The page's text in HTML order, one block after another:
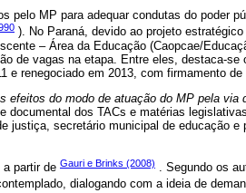
MP para adequar condutas do poder
). No Paraná, devido ao projeto
– Área da Educação (Caopcae/
de vagas na etapa. Entre eles, destaca-se
e renegociado em 2013, com firmamento de
efeitos do modo de atuação do MP pela via
documental dos TACs e matérias
justiça, secretário municipal de educação e
partir de Gauri e Brinks (2008) . Segundo os
dialogando com a ideia de